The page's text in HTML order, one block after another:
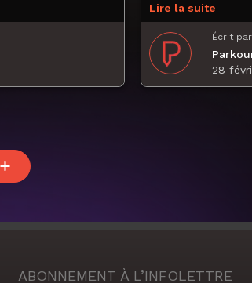
Lire la suite
Écrit par
28
ABONNEMENT À L’INFOLETTRE